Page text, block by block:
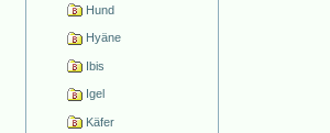
Hund
Hyäne
Ibis
Igel
Käfer